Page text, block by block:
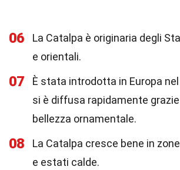
06
La Catalpa è originaria degli
e orientali.
07
È stata introdotta in Europa
si è diffusa rapidamente
bellezza ornamentale.
08
La Catalpa cresce bene in
e estati calde.